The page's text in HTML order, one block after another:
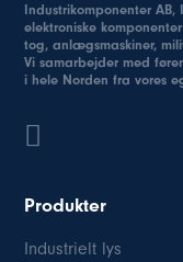
Industrikomponenter AB,
elektroniske
tog, anlægsmaskiner,
Vi samarbejder med
i hele Norden fra vores
Produkter
Industrielt lys